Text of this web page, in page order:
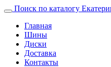
Поиск по каталогу
Главная
Шины
Диски
Доставка
Контакты